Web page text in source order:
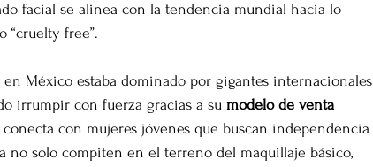
facial se alinea con la tendencia mundial hacia lo
“cruelty free”.
México estaba dominado por gigantes internacionales
irrumpir con fuerza gracias a su modelo de venta
con mujeres jóvenes que buscan independencia
no solo compiten en el terreno del maquillaje básico,